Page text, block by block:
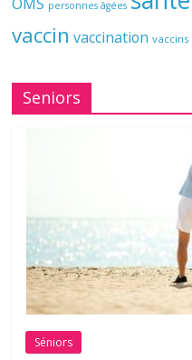
personnes âgées
vaccin vaccination vaccins
Seniors
Séniors